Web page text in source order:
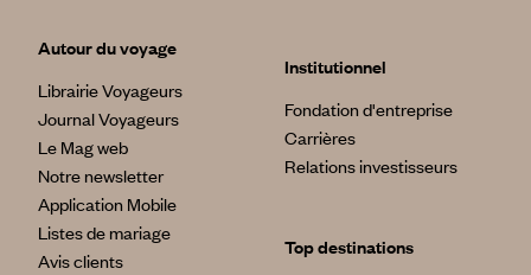
Autour du voyage
Librairie Voyageurs
Journal Voyageurs
Le Mag web
Notre newsletter
Application Mobile
Listes de mariage
Avis clients
Institutionnel
Fondation d'entreprise
Carrières
Relations investisseurs
Top destinations